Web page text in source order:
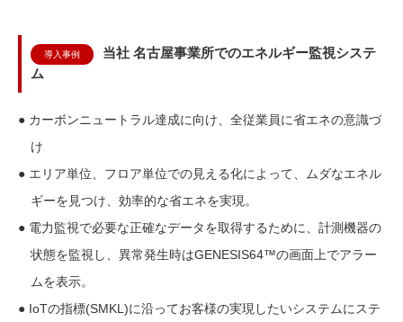
導入事例
当社 名古屋事業所でのエネルギー監視システ
ム
● カーボンニュートラル達成に向け、全従業員に省エネの意識づ
け
● エリア単位、フロア単位での見える化によって、ムダなエネル
ギーを見つけ、効率的な省エネを実現。
● 電力監視で必要な正確なデータを取得するために、計測機器の
状態を監視し、異常発生時はGENESIS64™の画面上でアラー
ムを表示。
● IoTの指標(SMKL)に沿ってお客様の実現したいシステムにステ